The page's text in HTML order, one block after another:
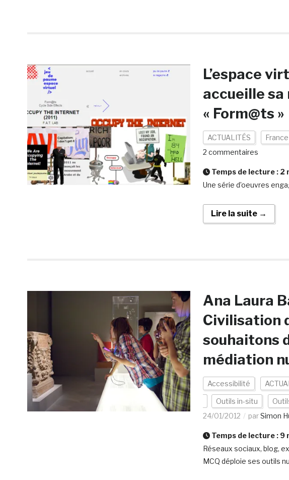
L’espace
accueille
« Form@ts »
ACTUALITÉS France
2 commentaires
Temps de lecture : 2
Une série d’oeuvres
Lire la suite →
Ana Laura
Civilisation
souhaitons
médiation
Accessibilité
Outils in-situ
24/01/2012
parSimon
Temps de lecture : 9
Réseaux sociaux, blog,
MCQ déploie ses outils